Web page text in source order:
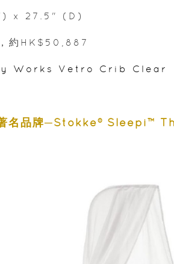
x 27.5" (D)
約HK$50,887
Works Vetro Crib Clear
著名品牌─Stokke® Sleepi™